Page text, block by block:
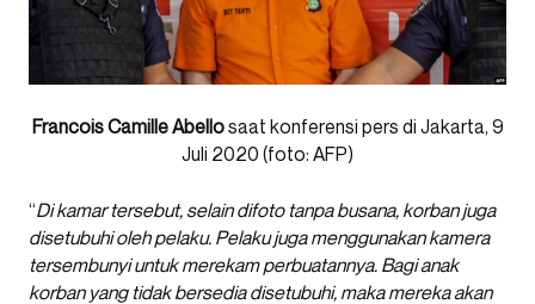
Francois Camille Abellosaat konferensi pers di Jakarta, 9
Juli 2020 (foto: AFP)
“Di kamar tersebut, selain difoto tanpa busana, korban juga
disetubuhi oleh pelaku. Pelaku juga menggunakan kamera
tersembunyi untuk merekam perbuatannya. Bagi anak
korban yang tidak bersedia disetubuhi, maka mereka akan